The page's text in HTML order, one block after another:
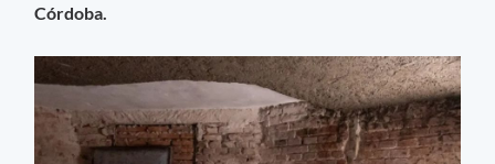
Córdoba.